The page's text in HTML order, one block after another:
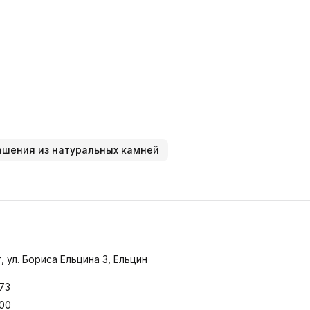
из натуральных камней
ул. Бориса Ельцина 3, Ельцин